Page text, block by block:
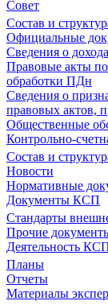
Совет
Состав и
Официальные
Сведения о
Правовые акты
обработки ПДн
Сведения о
правовых актов,
Общественные
Контрольно-
Состав и
Новости
Нормативные
Документы КСП
Стандарты
Прочие
Деятельность
Планы
Отчеты
Материалы